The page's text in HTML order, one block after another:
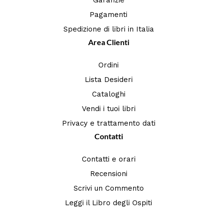
Pagamenti
Spedizione di libri in Italia
Area Clienti
Ordini
Lista Desideri
Cataloghi
Vendi i tuoi libri
Privacy e trattamento dati
Contatti
Contatti e orari
Recensioni
Scrivi un Commento
Leggi il Libro degli Ospiti